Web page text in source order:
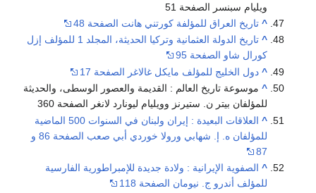
ويليام سبنسر الصفحة 51
^ تاريخ العراق للمؤلفة كورتني هانت الصفحة 48
^
تاريخ الدولة العثمانية وتركيا الحديثة، المجلد 1 للمؤلف إزل
كورال شاو الصفحة 95
^ دول الخليج للمؤلف مايكل غالاغر الصفحة 17
^ موسوعة تاريخ العالم : القديمة والعصور الوسطى، والحديثة
للمؤلفان بيتر ن. ستيرنز وويليام ليونارد لانغر الصفحة 360
^
العلاقات البعيدة : إيران ولبنان في السنوات 500 الماضية
للمؤلفان ه. إ. شهابي ورولا خوردي أبي صعب الصفحة 86 و
87
^ الصفوية الإيرانية : ولادة جديدة للإمبراطورية الفارسية
للمؤلف أندرو ج. نيومان الصفحة 118